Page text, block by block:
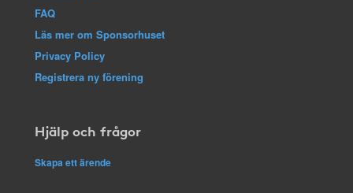
FAQ
Läs mer om Sponsorhuset
Privacy Policy
Registrera ny förening
Hjälp och frågor
Skapa ett ärende